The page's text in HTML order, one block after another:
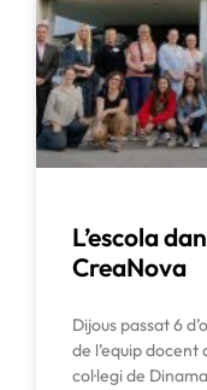
L’escola
CreaNova
Dijous passat 6
de l’equip
col·legi de